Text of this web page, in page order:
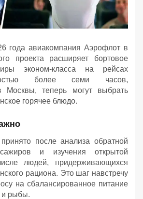
года авиакомпания Аэрофлот в
проекта расширяет бортовое
эконом-класса на рейсах
более семи часов,
Москвы, теперь могут выбрать
горячее блюдо.
после анализа обратной
и изучения открытой
людей, придерживающихся
рациона. Это шаг навстречу
на сбалансированное питание
и рыбы.